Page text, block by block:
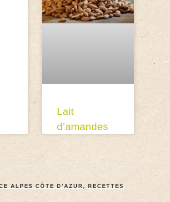
Lait
d’amandes
ALPES CÔTE D'AZUR, RECETTES